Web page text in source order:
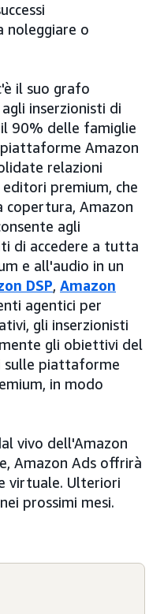
noleggiare o
il suo grafo
inserzionisti di
il 90% delle famiglie
Amazon
relazioni
premium, che
copertura, Amazon
agli
di accedere a tutta
e all'audio in un
DSP, Amazon
agentici per
gli inserzionisti
gli obiettivi del
sulle piattaforme
in modo
vivo dell'Amazon
Amazon Ads offrirà
virtuale. Ulteriori
prossimi mesi.